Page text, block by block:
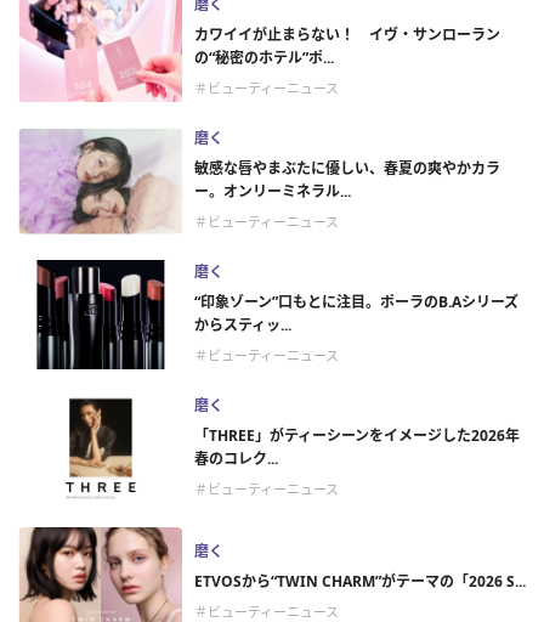
磨く
カワイイが止まらない！ イヴ・サンローラン
の“秘密のホテル”ポ...
＃ビューティーニュース
磨く
敏感な唇やまぶたに優しい、春夏の爽やかカラ
ー。オンリーミネラル...
＃ビューティーニュース
磨く
“印象ゾーン”口もとに注目。ポーラのB.Aシリーズ
からスティッ...
＃ビューティーニュース
磨く
「THREE」がティーシーンをイメージした2026年
春のコレク...
＃ビューティーニュース
磨く
ETVOSから“TWIN CHARM”がテーマの「2026 S...
＃ビューティーニュース